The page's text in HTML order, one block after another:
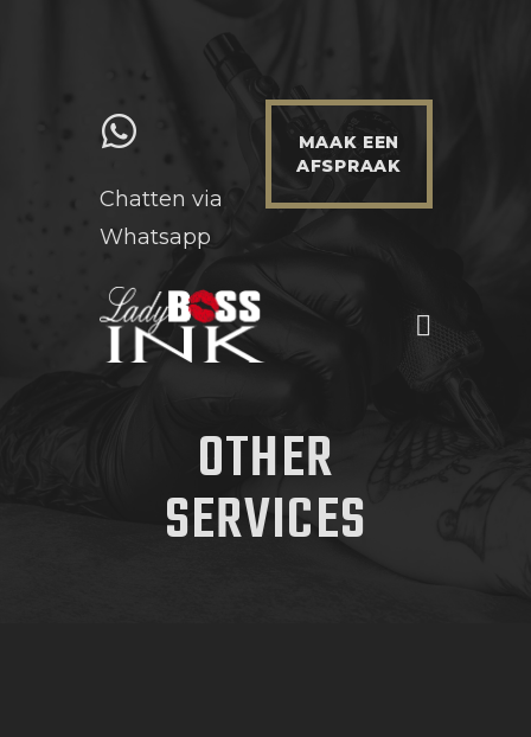
Chatten via
Whatsapp
MAAK EEN
AFSPRAAK
OTHER
SERVICES
WERKWIJZE & INFO
PRIJZEN
CONTACT